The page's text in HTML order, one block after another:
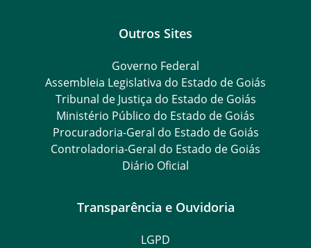
Outros Sites
Governo Federal
Assembleia Legislativa do Estado de Goiás
Tribunal de Justiça do Estado de Goiás
Ministério Público do Estado de Goiás
Procuradoria-Geral do Estado de Goiás
Controladoria-Geral do Estado de Goiás
Diário Oficial
Transparência e Ouvidoria
LGPD